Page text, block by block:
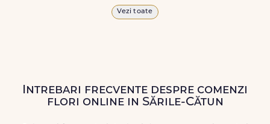
de calitate superioară în Sările-Cătun
Livrăm buchete de florichiar și înweekend , pentru ca tu
Vezi toate
Intrebari frecvente despre comenzi
flori online in Sările-Cătun